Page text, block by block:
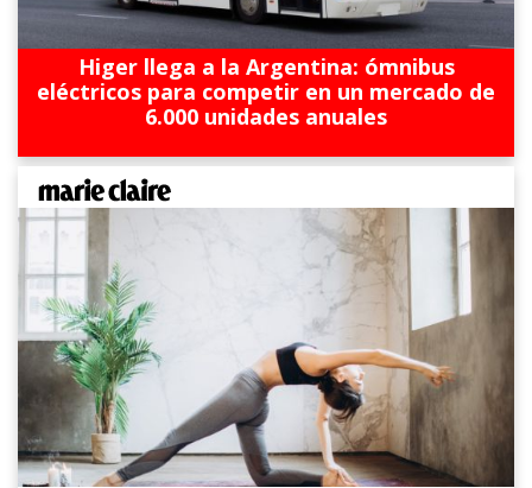
Higer llega a la Argentina: ómnibus
eléctricos para competir en un mercado de
6.000 unidades anuales